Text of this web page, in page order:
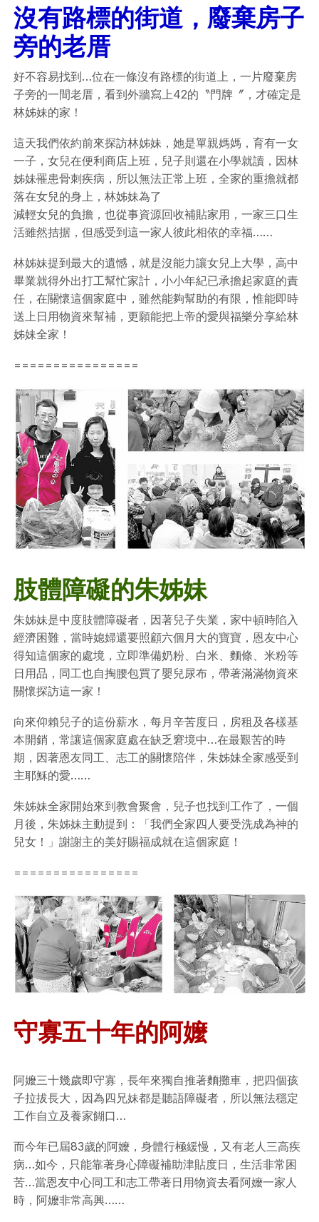
沒有路標的街道，廢棄房子
旁的老厝
好不容易找到…位在一條沒有路標的街道上，一片廢棄房
子旁的一間老厝，看到外牆寫上42的〝門牌〞，才確定是
林姊妹的家！
這天我們依約前來探訪林姊妹，她是單親媽媽，育有一女
一子，女兒在便利商店上班，兒子則還在小學就讀，因林
姊妹罹患骨刺疾病，所以無法正常上班，全家的重擔就都
落在女兒的身上，林姊妹為了
減輕女兒的負擔，也從事資源回收補貼家用，一家三口生
活雖然拮据，但感受到這一家人彼此相依的幸福……
林姊妹提到最大的遺憾，就是沒能力讓女兒上大學，高中
畢業就得外出打工幫忙家計，小小年紀已承擔起家庭的責
任，在關懷這個家庭中，雖然能夠幫助的有限，惟能即時
送上日用物資來幫補，更願能把上帝的愛與福樂分享給林
姊妹全家！
================
肢體障礙的朱姊妹
朱姊妹是中度肢體障礙者，因著兒子失業，家中頓時陷入
經濟困難，當時媳婦還要照顧六個月大的寶寶，恩友中心
得知這個家的處境，立即準備奶粉、白米、麵條、米粉等
日用品，同工也自掏腰包買了嬰兒尿布，帶著滿滿物資來
關懷探訪這一家！
向來仰賴兒子的這份薪水，每月辛苦度日，房租及各樣基
本開銷，常讓這個家庭處在缺乏窘境中…在最艱苦的時
期，因著恩友同工、志工的關懷陪伴，朱姊妹全家感受到
主耶穌的愛……
朱姊妹全家開始來到教會聚會，兒子也找到工作了，一個
月後，朱姊妹主動提到：「我們全家四人要受洗成為神的
兒女！」謝謝主的美好賜福成就在這個家庭！
================
守寡五十年的阿嬤
阿嬤三十幾歲即守寡，長年來獨自推著麵攤車，把四個孩
子拉拔長大，因為四兄妹都是聽語障礙者，所以無法穩定
工作自立及養家餬口…
而今年已屆83歲的阿嬤，身體行極緩慢，又有老人三高疾
病…如今，只能靠著身心障礙補助津貼度日，生活非常困
苦…當恩友中心同工和志工帶著日用物資去看阿嬤一家人
時，阿嬤非常高興……